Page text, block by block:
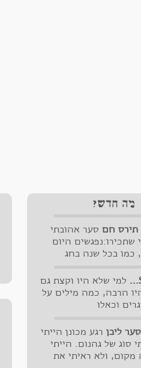
מה חדש?
חם סער אהובתי
שתכירו:נפגשים היום
כמו בכל שנה בחג
פעם רצים בין
כבר לא שותה
תירוש לכוסות
זורק, איזה חום
דוכנים הוא אומר, "בואו
תירס חם, בים בם
למי שלא היו וקצת גם
הרבה, כמה מילים על
וכאלו
הסמוך לבריכת
האחרון. נציגים
של הישוב וגם
ליבן רגע מכונן הייתי
סוג של גהנום. הייתי
מקום, ולא ראיתי את